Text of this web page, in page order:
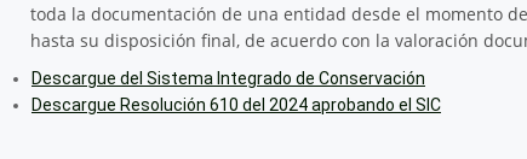
toda la documentación de una entidad desde el momento
hasta su disposición final, de acuerdo con la valoración
Descargue del Sistema Integrado de Conservación
Descargue Resolución 610 del 2024 aprobando el SIC